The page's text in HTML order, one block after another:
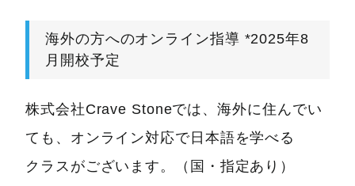
海外の方へのオンライン指導 *2025年8
月開校予定
株式会社Crave Stoneでは、海外に住んでい
ても、オンライン対応で日本語を学べる
クラスがございます。（国・指定あり）